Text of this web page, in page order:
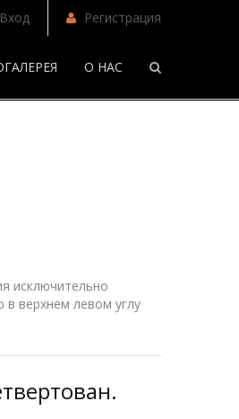
Вход Регистрация
О НАС
исключительно
в верхнем левом углу